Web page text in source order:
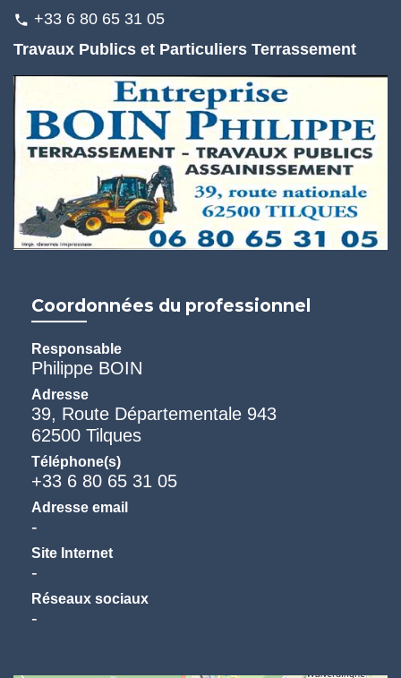
phone +33 6 80 65 31 05
Travaux Publics et Particuliers Terrassement
Coordonnées du professionnel
Responsable
Philippe BOIN
Adresse
39, Route Départementale 943
62500 Tilques
Téléphone(s)
+33 6 80 65 31 05
Adresse email
-
Site Internet
-
Réseaux sociaux
-